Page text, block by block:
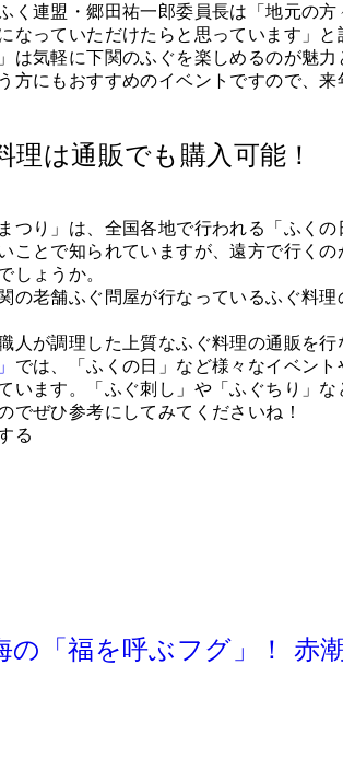
く連盟・郷田祐一郎委員長は「地元の
なっていただけたらと思っています」と
は気軽に下関のふぐを楽しめるのが魅
方にもおすすめのイベントですので、
理は通販でも購入可能！
つり」は、全国各地で行われる「ふく
ことで知られていますが、遠方で行く
しょうか。
の老舗ふぐ問屋が行なっているふぐ料
人が調理した上質なふぐ料理の通販を行
では、「ふくの日」など様々なイベン
います。「ふぐ刺し」や「ふぐちり」
でぜひ参考にしてみてくださいね！
る
の「福を呼ぶフグ」！ 赤